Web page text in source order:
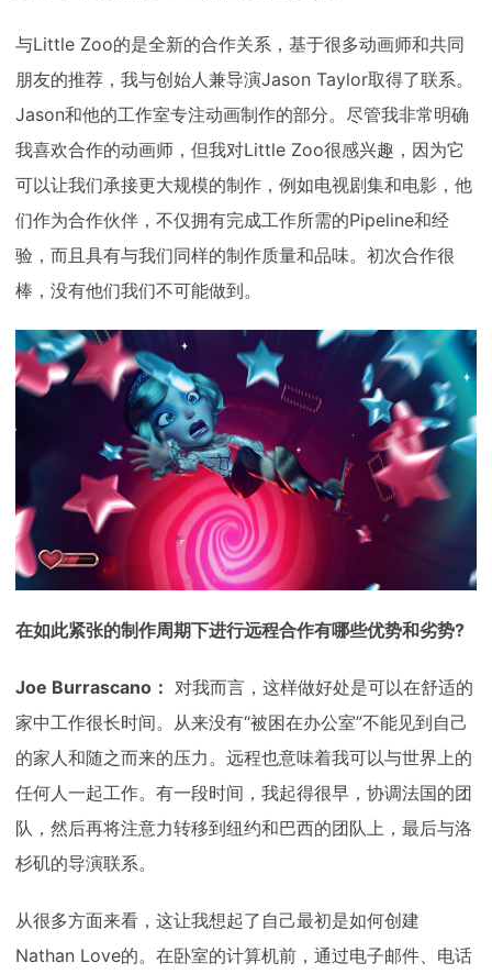
与Little Zoo的是全新的合作关系，基于很多动画师和共同
朋友的推荐，我与创始人兼导演Jason Taylor取得了联系。
Jason和他的工作室专注动画制作的部分。尽管我非常明确
我喜欢合作的动画师，但我对Little Zoo很感兴趣，因为它
可以让我们承接更大规模的制作，例如电视剧集和电影，他
们作为合作伙伴，不仅拥有完成工作所需的Pipeline和经
验，而且具有与我们同样的制作质量和品味。初次合作很
棒，没有他们我们不可能做到。
在如此紧张的制作周期下进行远程合作有哪些优势和劣势?
Joe Burrascano： 对我而言，这样做好处是可以在舒适的
家中工作很长时间。从来没有“被困在办公室”不能见到自己
的家人和随之而来的压力。远程也意味着我可以与世界上的
任何人一起工作。有一段时间，我起得很早，协调法国的团
队，然后再将注意力转移到纽约和巴西的团队上，最后与洛
杉矶的导演联系。
从很多方面来看，这让我想起了自己最初是如何创建
Nathan Love的。在卧室的计算机前，通过电子邮件、电话